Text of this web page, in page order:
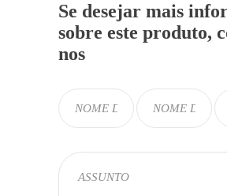
Se desejar mais
sobre este produto,
nos